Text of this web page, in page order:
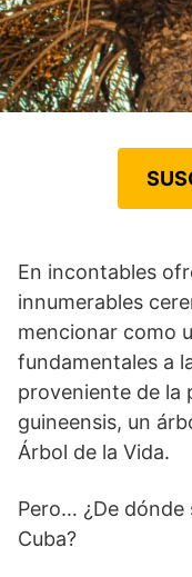
En incontables
innumerables
mencionar como
fundamentales a
proveniente de la
guineensis, un
Árbol de la Vida.
Pero… ¿De dónde
Cuba?